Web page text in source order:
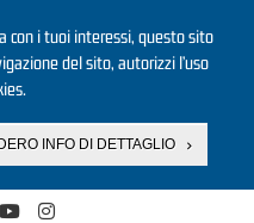
con i tuoi interessi, questo sito
del sito, autorizzi l’uso
INFO DI DETTAGLIO